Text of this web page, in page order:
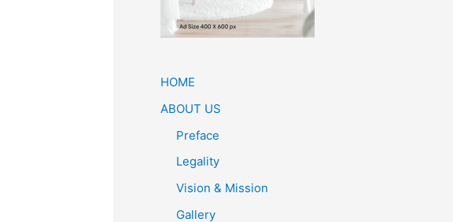
HOME
ABOUT US
Preface
Legality
Vision & Mission
Gallery